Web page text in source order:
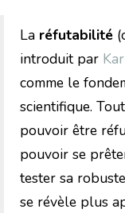
La réfutabilité
introduit par
comme le
scientifique.
pouvoir être
pouvoir se
tester sa
se révèle plus